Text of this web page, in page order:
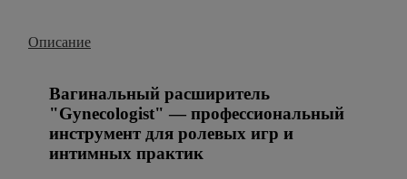
Описание
Вагинальный расширитель
"Gynecologist" — профессиональный
инструмент для ролевых игр и
интимных практик